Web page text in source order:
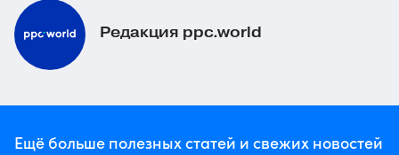
Редакция ppc.world
Ещё больше полезных статей и свежих новостей